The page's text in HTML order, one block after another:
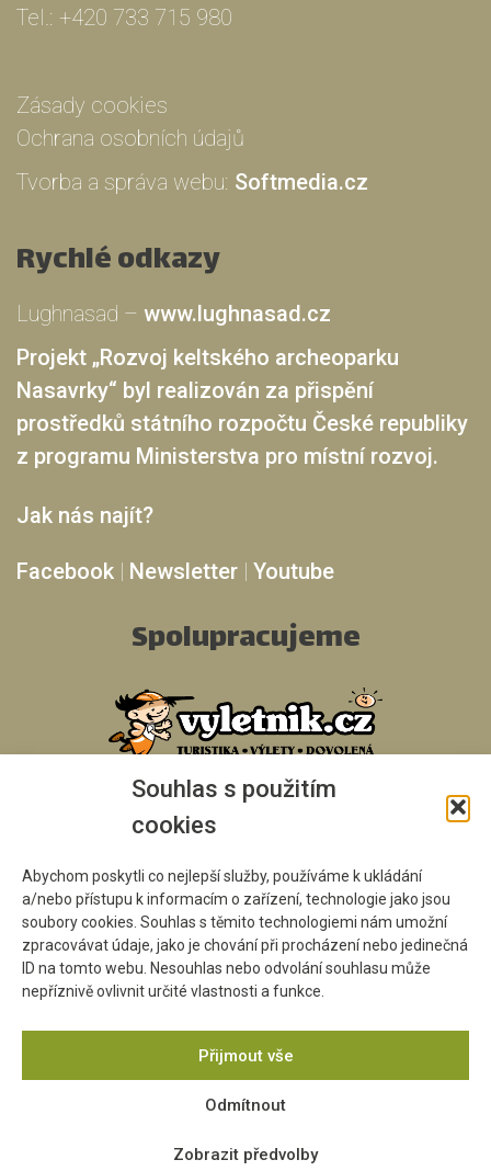
Souhlas s použitím
cookies
Abychom poskytli co nejlepší služby, používáme k ukládání
a/nebo přístupu k informacím o zařízení, technologie jako jsou
soubory cookies. Souhlas s těmito technologiemi nám umožní
zpracovávat údaje, jako je chování při procházení nebo jedinečná
ID na tomto webu. Nesouhlas nebo odvolání souhlasu může
nepříznivě ovlivnit určité vlastnosti a funkce.
Přijmout vše
Odmítnout
Zobrazit předvolby
Tel.: +420 733 715 980
Zásady cookies
Ochrana osobních údajů
Tvorba a správa webu: Softmedia.cz
Rychlé odkazy
Lughnasad – www.lughnasad.cz
Projekt „Rozvoj keltského archeoparku
Nasavrky“ byl realizován za přispění
prostředků státního rozpočtu České republiky
z programu Ministerstva pro místní rozvoj.
Jak nás najít?
Facebook | Newsletter | Youtube
Spolupracujeme